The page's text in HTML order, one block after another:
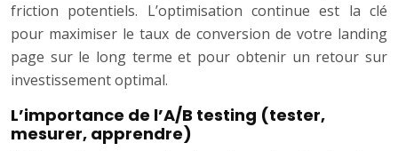
friction potentiels. L’optimisation continue est la clé
pour maximiser le taux de conversion de votre landing
page sur le long terme et pour obtenir un retour sur
investissement optimal.
L’importance de l’A/B testing (tester,
mesurer, apprendre)